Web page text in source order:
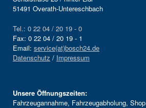
51491 Overath-Untereschbach
Tel.: 0 22 04 / 20 19 - 0
Fax: 0 22 04 / 20 19 - 1
Email: service(at)bosch24.de
Datenschutz / Impressum
Unsere Öffnungszeiten:
Fahrzeugannahme, Fahrzeugabholung, Shop